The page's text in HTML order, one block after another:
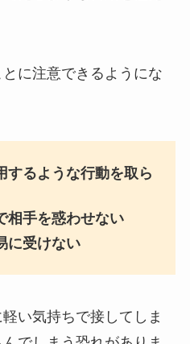
に注意できるようにな
するような行動を取ら
相手を惑わせない
に受けない
い気持ちで接してしま